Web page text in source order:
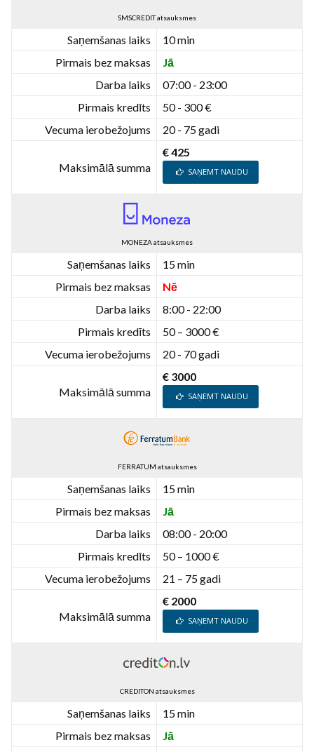
SMSCREDIT atsauksmes
Saņemšanas laiks
10 min
Pirmais bez maksas
Jā
Darba laiks
07:00 - 23:00
Pirmais kredīts
50 - 300 €
Vecuma ierobežojums
20 - 75 gadi
Maksimālā summa
€ 425
SAŅEMT NAUDU
MONEZA atsauksmes
Saņemšanas laiks
15 min
Pirmais bez maksas
Nē
Darba laiks
8:00 - 22:00
Pirmais kredīts
50 – 3000 €
Vecuma ierobežojums
20 - 70 gadi
Maksimālā summa
€ 3000
SAŅEMT NAUDU
FERRATUM atsauksmes
Saņemšanas laiks
15 min
Pirmais bez maksas
Jā
Darba laiks
08:00 - 20:00
Pirmais kredīts
50 – 1000 €
Vecuma ierobežojums
21 – 75 gadi
Maksimālā summa
€ 2000
SAŅEMT NAUDU
CREDITON atsauksmes
Saņemšanas laiks
15 min
Pirmais bez maksas
Jā